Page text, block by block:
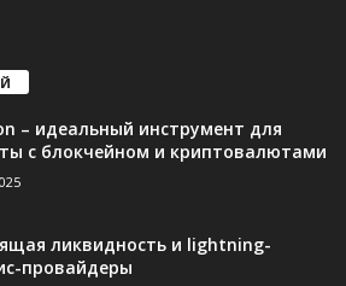
– идеальный инструмент для
с блокчейном и криптовалютами
ликвидность и lightning-
провайдеры